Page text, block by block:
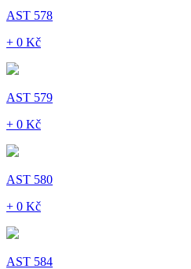
AST 578
+ 0 Kč
AST 579
+ 0 Kč
AST 580
+ 0 Kč
AST 584